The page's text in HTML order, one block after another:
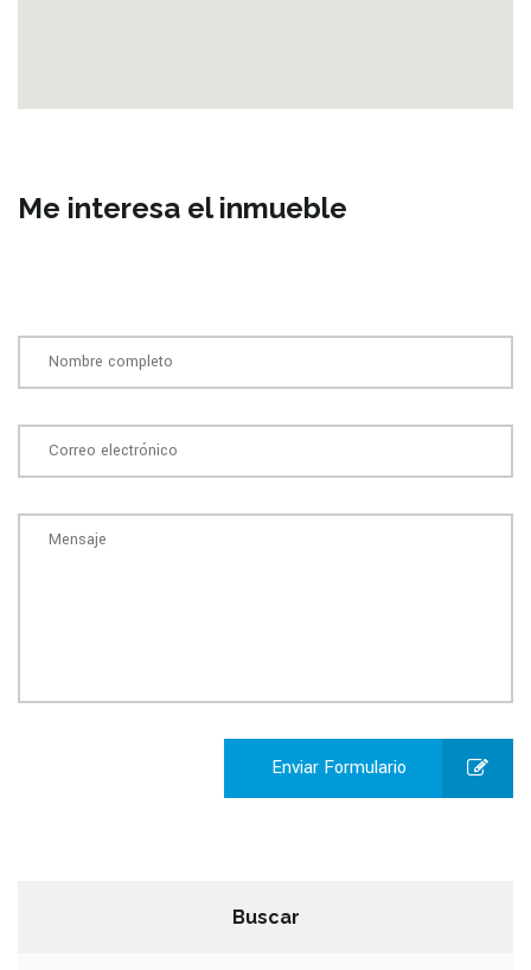
Me interesa el inmueble
Enviar Formulario
Buscar